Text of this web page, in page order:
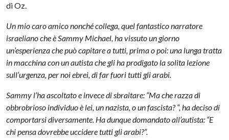
di Oz.
Un mio caro amico nonché collega, quel fantastico narratore
israeliano che è Sammy Michael, ha vissuto un giorno
un’esperienza che può capitare a tutti, prima o poi: una lunga tratta
in macchina con un autista che gli ha prodigato la solita lezione
sull’urgenza, per noi ebrei, di far fuori tutti gli arabi.
Sammy l’ha ascoltato e invece di sbraitare: “Ma che razza di
obbrobrioso individuo è lei, un nazista, o un fascista? “, ha deciso di
comportarsi diversamente. Ha dunque domandato all’autista: “E
chi pensa dovrebbe uccidere tutti gli arabi?”.